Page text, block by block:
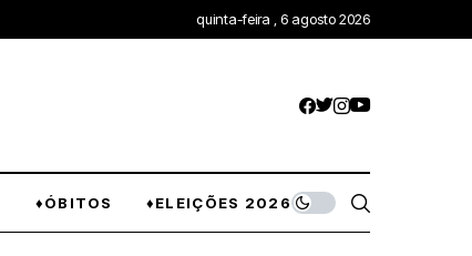
quinta-feira , 6 agosto 2026
♦ÓBITOS ♦ELEIÇÕES 2026